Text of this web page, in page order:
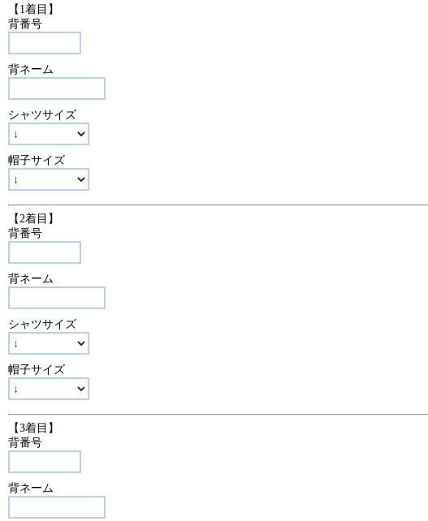
【1着目】
背番号
背ネーム
シャツサイズ
帽子サイズ
【2着目】
背番号
背ネーム
シャツサイズ
帽子サイズ
【3着目】
背番号
背ネーム